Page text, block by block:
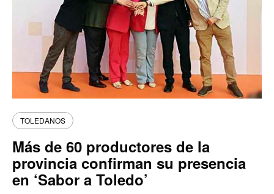
TOLEDANOS
Más de 60 productores de la
provincia confirman su presencia
en ‘Sabor a Toledo’